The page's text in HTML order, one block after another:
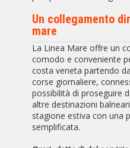
Un collegamento
mare
La Linea Mare offre un
comodo e conveniente
costa veneta partendo
corse giornaliere,
possibilità di proseguire
altre destinazioni
stagione estiva con una
semplificata.